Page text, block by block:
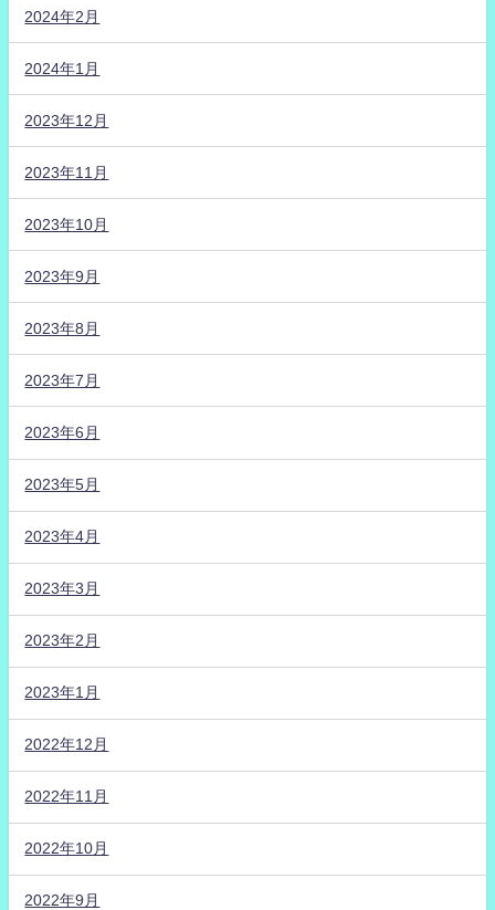
2024年2月
2024年1月
2023年12月
2023年11月
2023年10月
2023年9月
2023年8月
2023年7月
2023年6月
2023年5月
2023年4月
2023年3月
2023年2月
2023年1月
2022年12月
2022年11月
2022年10月
2022年9月